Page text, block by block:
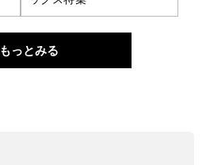
もっとみる